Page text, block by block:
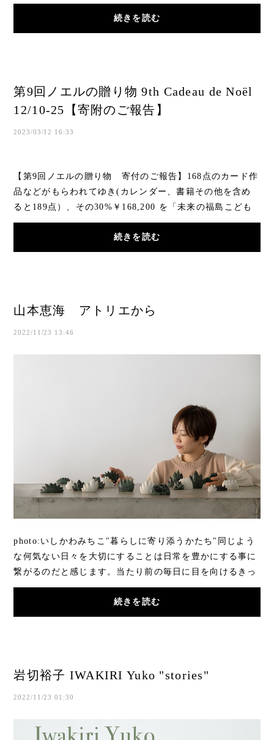
は、 アーティストのオリジナルカードや作...
続きを読む
第9回ノエルの贈り物 9th Cadeau de Noël
12/10-25【寄附のご報告】
2023/03/12 16:33
【第9回ノエルの贈り物 寄付のご報告】168点のカード作
品などがもらわれてゆき(カレンダー、書籍その他を含め
ると189点）、その30%￥168,200 を「未来の福島こども
基金」「特定非営利活動法人日本ウクライナ友好...
続きを読む
山本恵海 アトリエから
2022/11/23 13:46
photo:いしかわみちこ"暮らしに寄り添うかたち"同じよう
な何気ない日々を大切にすることは日常を豊かにする事に
繋がるのだと感じます。当たり前の毎日に目を向けるきっ
かけになるような、心を豊かにできる存在で...
続きを読む
岩切裕子 IWAKIRI Yuko "stories"
2022/11/23 01:30